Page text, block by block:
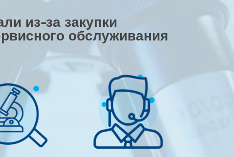
из-за закупки
обслуживания